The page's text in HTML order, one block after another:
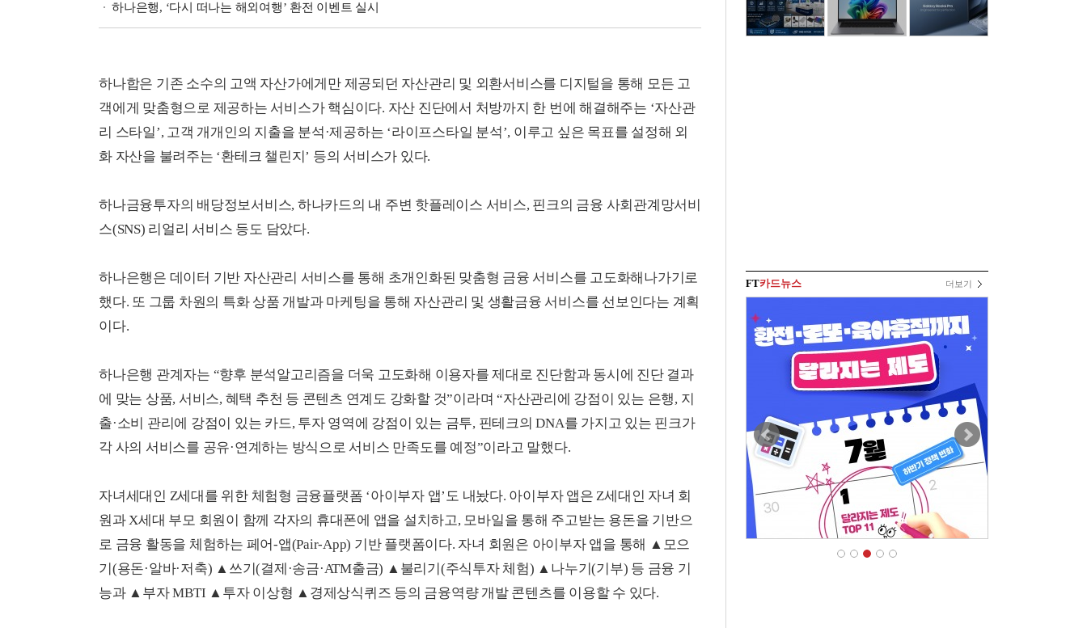
하나은행, ‘다시 떠나는 해외여행’ 환전 이벤트 실시
하나합은 기존 소수의 고액 자산가에게만 제공되던 자산관리 및 외환서비스를 디지털을 통해 모든 고
객에게 맞춤형으로 제공하는 서비스가 핵심이다. 자산 진단에서 처방까지 한 번에 해결해주는 ‘자산관
리 스타일’, 고객 개개인의 지출을 분석·제공하는 ‘라이프스타일 분석’, 이루고 싶은 목표를 설정해 외
화 자산을 불려주는 ‘환테크 챌린지’ 등의 서비스가 있다.
하나금융투자의 배당정보서비스, 하나카드의 내 주변 핫플레이스 서비스, 핀크의 금융 사회관계망서비
스(SNS) 리얼리 서비스 등도 담았다.
하나은행은 데이터 기반 자산관리 서비스를 통해 초개인화된 맞춤형 금융 서비스를 고도화해나가기로
했다. 또 그룹 차원의 특화 상품 개발과 마케팅을 통해 자산관리 및 생활금융 서비스를 선보인다는 계획
이다.
하나은행 관계자는 “향후 분석알고리즘을 더욱 고도화해 이용자를 제대로 진단함과 동시에 진단 결과
에 맞는 상품, 서비스, 혜택 추천 등 콘텐츠 연계도 강화할 것”이라며 “자산관리에 강점이 있는 은행, 지
출·소비 관리에 강점이 있는 카드, 투자 영역에 강점이 있는 금투, 핀테크의 DNA를 가지고 있는 핀크가
각 사의 서비스를 공유·연계하는 방식으로 서비스 만족도를 예정”이라고 말했다.
자녀세대인 Z세대를 위한 체험형 금융플랫폼 ‘아이부자 앱’도 내놨다. 아이부자 앱은 Z세대인 자녀 회
원과 X세대 부모 회원이 함께 각자의 휴대폰에 앱을 설치하고, 모바일을 통해 주고받는 용돈을 기반으
로 금융 활동을 체험하는 페어-앱(Pair-App) 기반 플랫폼이다. 자녀 회원은 아이부자 앱을 통해 ▲모으
기(용돈·알바·저축) ▲쓰기(결제·송금·ATM출금) ▲불리기(주식투자 체험) ▲나누기(기부) 등 금융 기
능과 ▲부자 MBTI ▲투자 이상형 ▲경제상식퀴즈 등의 금융역량 개발 콘텐츠를 이용할 수 있다.
FT카드뉴스 더보기